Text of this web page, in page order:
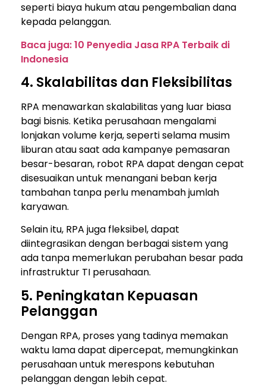
seperti biaya hukum atau pengembalian dana
kepada pelanggan.
Baca juga: 10 Penyedia Jasa RPA Terbaik di
Indonesia
4. Skalabilitas dan Fleksibilitas
RPA menawarkan skalabilitas yang luar biasa
bagi bisnis. Ketika perusahaan mengalami
lonjakan volume kerja, seperti selama musim
liburan atau saat ada kampanye pemasaran
besar-besaran, robot RPA dapat dengan cepat
disesuaikan untuk menangani beban kerja
tambahan tanpa perlu menambah jumlah
karyawan.
Selain itu, RPA juga fleksibel, dapat
diintegrasikan dengan berbagai sistem yang
ada tanpa memerlukan perubahan besar pada
infrastruktur TI perusahaan.
5. Peningkatan Kepuasan
Pelanggan
Dengan RPA, proses yang tadinya memakan
waktu lama dapat dipercepat, memungkinkan
perusahaan untuk merespons kebutuhan
pelanggan dengan lebih cepat.